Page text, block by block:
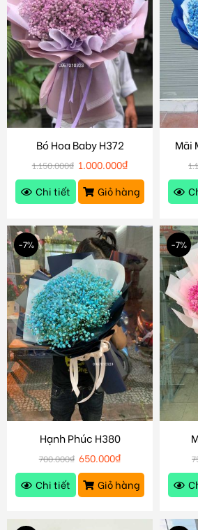
Bó Hoa Baby H372
1.150.000₫ 1.000.000₫
Chi tiết
Giỏ hàng
Mãi
-7%
Hạnh Phúc H380
700.000₫ 650.000₫
Chi tiết
Giỏ hàng
-7%